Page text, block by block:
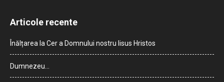
Articole recente
Înălțarea la Cer a Domnului nostru Iisus Hristos
Dumnezeu…